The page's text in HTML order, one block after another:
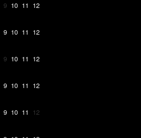
9 10 11 12
9 10 11 12
9 10 11 12
9 10 11 12
9 10 11 12